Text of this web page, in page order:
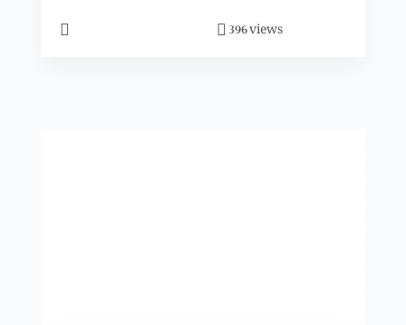
ایمان میں کیسے آگے بڑھیں؟
396views